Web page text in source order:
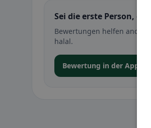
Sei die erste Person,
Bewertungen helfen
halal.
Bewertung in der App